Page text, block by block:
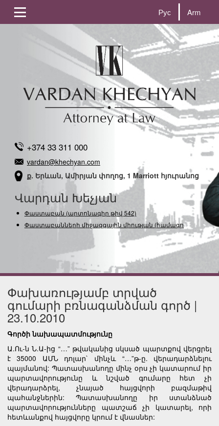
Рус Arm
+374 33 311 000
vardan@khechyan.com
ք. Երևան, Ամիրյան փողոց, 1 Marriott հյուրանոց
Վարդան Խեչյան
Փաստաբան (արտոնագիր թիվ 542)
Փաստաբանների միջազգային միության (համագործակ
Փախառությամբ տրված
գումարի բռնագանձման գործ |
23.10.2010
Գործի նախապատմությունը
Ա.Ու-ն Ն.Ա-ից “…” թվականից սկսած պարտքով վերցրել
է 35000 ԱՄՆ դոլար` մինչև “…”թ-ը. վերադարձնելու
պայմանով: Պատասխանողը մինչ օրս չի կատարում իր
պարտավորությունը և նշված գումարը հետ չի
վերադարձրել, չնայած հայցվորի բազմաթիվ
պահանջներին: Պատասխանողը իր ստանձնած
պարտավորությունները պատշաճ չի կատարել, որի
հետևանքով հայցվորը կրում է վնասներ: